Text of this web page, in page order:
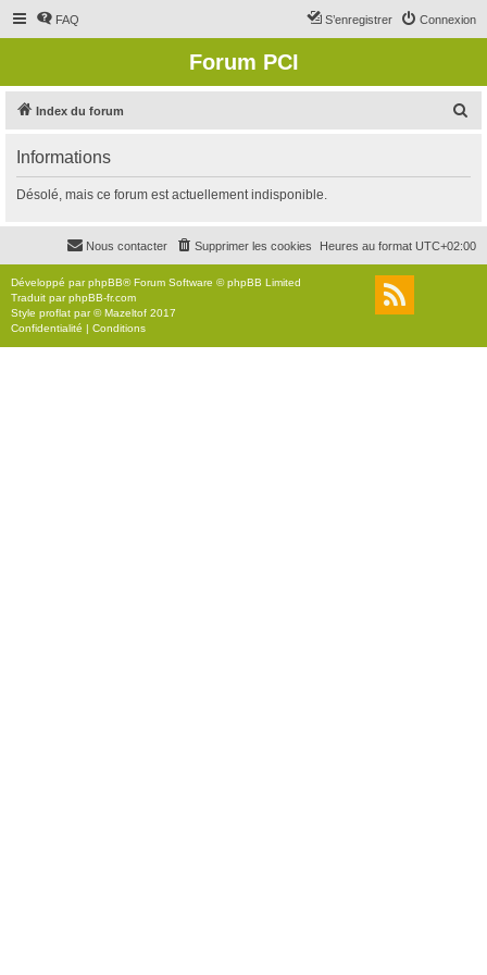
FAQ Connexion
S’enregistrer
Forum PCI
Index du forum
r
c
r
Informations
Désolé, mais ce forum est actuellement indisponible.
Heures au format UTC+02:00
Supprimer les cookies
Nous contacter
Développé parphpBB® Forum Software © phpBB Limited
Traduit parphpBB-fr.com
Style proflat par ©Mazeltof 2017
Confidentialité | Conditions